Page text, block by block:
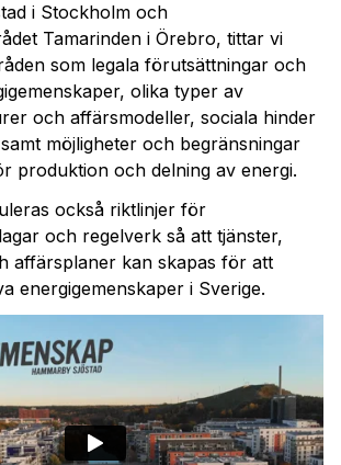
i Stockholm och
Tamarinden i Örebro, tittar vi
som legala förutsättningar och
olika typer av
och affärsmodeller, sociala hinder
möjligheter och begränsningar
produktion och delning av energi.
också riktlinjer för
och regelverk så att tjänster,
affärsplaner kan skapas för att
energigemenskaper i Sverige.